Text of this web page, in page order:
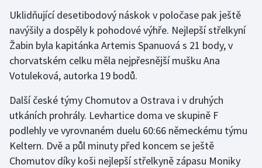
Olympijské hry
Parasport
Plavání
Plážový volejbal
Ragby
Rychlobruslení
Uklidňující desetibodový náskok v poločase pak ještě
navýšily a dospěly k pohodové výhře. Nejlepší střelkyní
Žabin byla kapitánka Artemis Spanuová s 21 body, v
chorvatském celku měla nejpřesnější mušku Ana
Votuleková, autorka 19 bodů.
Další české týmy Chomutov a Ostrava i v druhých
utkáních prohrály. Levhartice doma ve skupině F
podlehly ve vyrovnaném duelu 60:66 německému týmu
Keltern. Dvě a půl minuty před koncem se ještě
Chomutov díky koši nejlepší střelkyně zápasu Moniky